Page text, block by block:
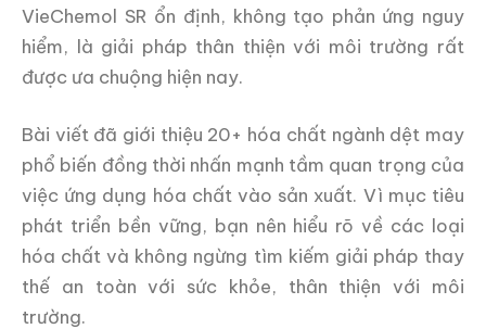
VieChemol SR ổn định, không tạo phản ứng nguy
hiểm, là giải pháp thân thiện với môi trường rất
được ưa chuộng hiện nay.
Bài viết đã giới thiệu 20+ hóa chất ngành dệt may
phổ biến đồng thời nhấn mạnh tầm quan trọng của
việc ứng dụng hóa chất vào sản xuất. Vì mục tiêu
phát triển bền vững, bạn nên hiểu rõ về các loại
hóa chất và không ngừng tìm kiếm giải pháp thay
thế an toàn với sức khỏe, thân thiện với môi
trường.